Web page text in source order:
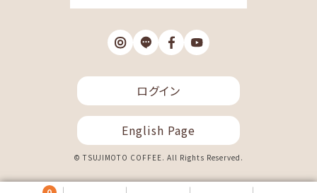
ログイン
English Page
© TSUJIMOTO COFFEE. All Rights Reserved.